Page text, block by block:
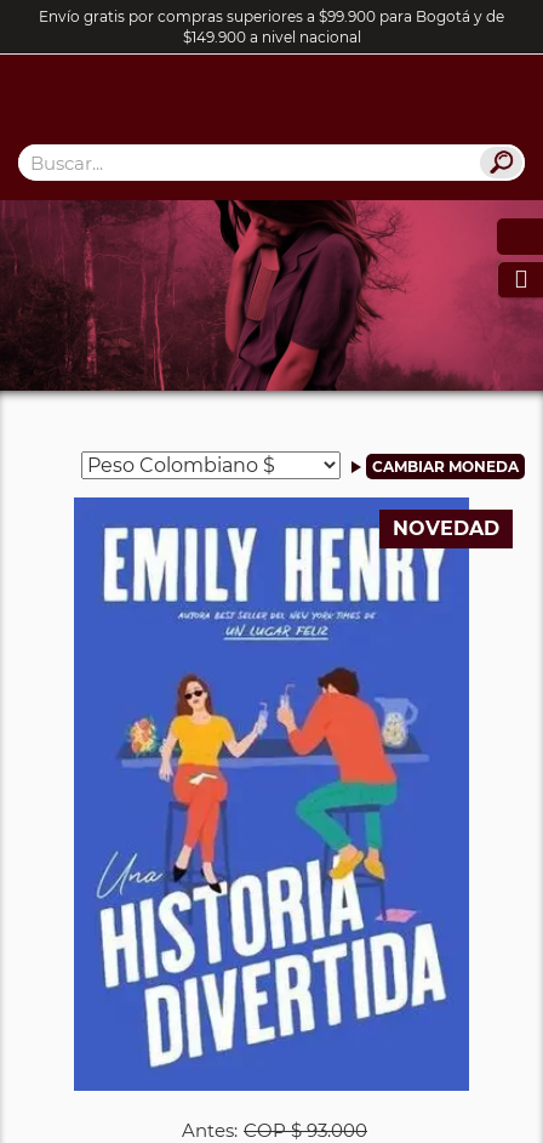
Envío gratis por compras superiores a $99.900 para Bogotá y de
$149.900 a nivel nacional

NOVEDAD
Antes: COP$ 93.000